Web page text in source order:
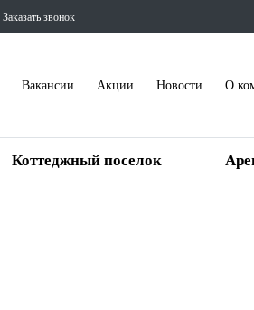
Заказать звонок
Вакансии Акции Новости О
Коттеджный поселок